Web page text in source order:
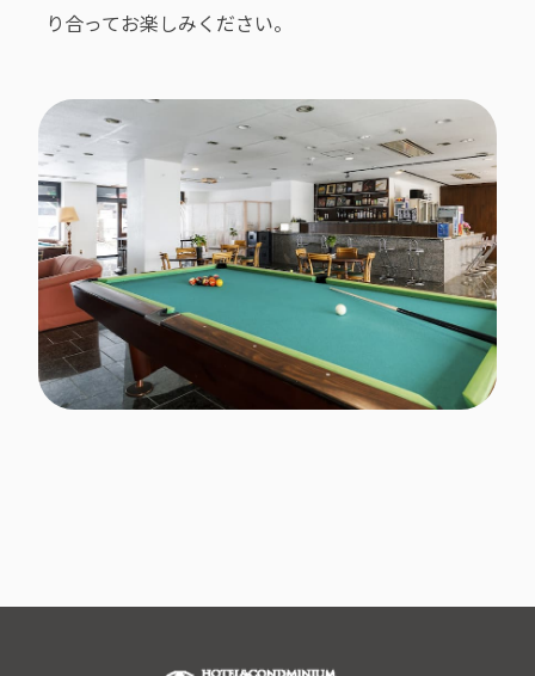
り合ってお楽しみください。